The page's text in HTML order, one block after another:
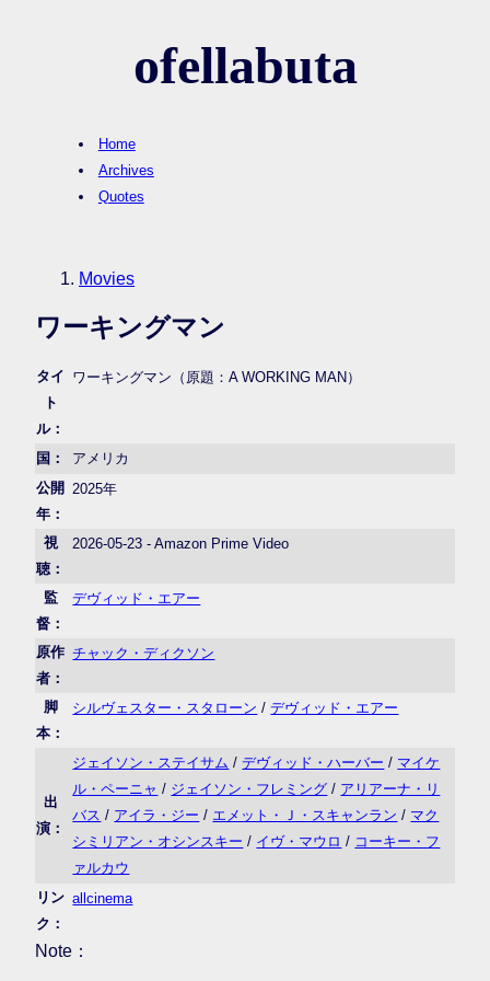
ofellabuta
Home
Archives
Quotes
Movies
ワーキングマン
タイ
ト
ル：
ワーキングマン（原題：A WORKING MAN）
国：
アメリカ
公開
年：
2025年
視
聴：
2026-05-23 - Amazon Prime Video
監
督：
デヴィッド・エアー
原作
者：
チャック・ディクソン
脚
本：
シルヴェスター・スタローン /デヴィッド・エアー
出
演：
ジェイソン・ステイサム /デヴィッド・ハーバー / マイケ
ル・ペーニャ / ジェイソン・フレミング / アリアーナ・リ
バス / アイラ・ジー / エメット・Ｊ・スキャンラン / マク
シミリアン・オシンスキー / イヴ・マウロ / コーキー・フ
ァルカウ
リン
ク：
allcinema
Note：